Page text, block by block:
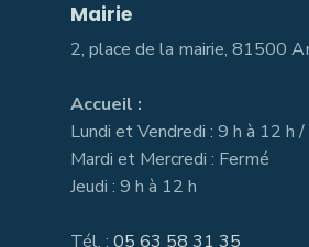
Mairie
2, place de la mairie, 81500
Accueil :
Lundi et Vendredi : 9 h à 12 h
Mardi et Mercredi : Fermé
Jeudi : 9 h à 12 h
Tél. : 05 63 58 31 35